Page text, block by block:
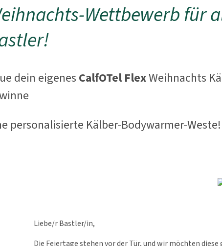
Wettbewerb für
dein eigenesCalfOTel FlexWeihnachts
personalisierte Kälber-Bodywarmer-Weste!
Liebe/r Bastler/in,
Die Feiertage stehen vor der Tür, und wir möchten